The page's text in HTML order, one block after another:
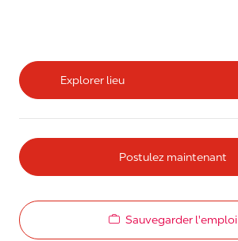
Explorer lieu
Postulez maintenant
Sauvegarder l'emploi